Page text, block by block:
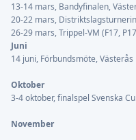
13-14 mars, Bandyfinalen,
20-22 mars,
26-29 mars, Trippel-VM (F17,
Juni
14 juni, Förbundsmöte, Västerås
Oktober
3-4 oktober, finalspel Svenska
November